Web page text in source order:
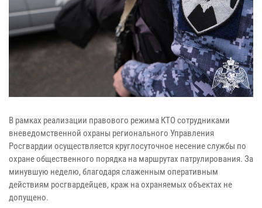
В рамках реализации правового режима КТО сотрудниками
вневедомственной охраны регионального Управления
Росгвардии осуществляется круглосуточное несение службы по
охране общественного порядка на маршрутах патрулирования. За
минувшую неделю, благодаря слаженным оперативным
действиям росгвардейцев, краж на охраняемых объектах не
допущено.